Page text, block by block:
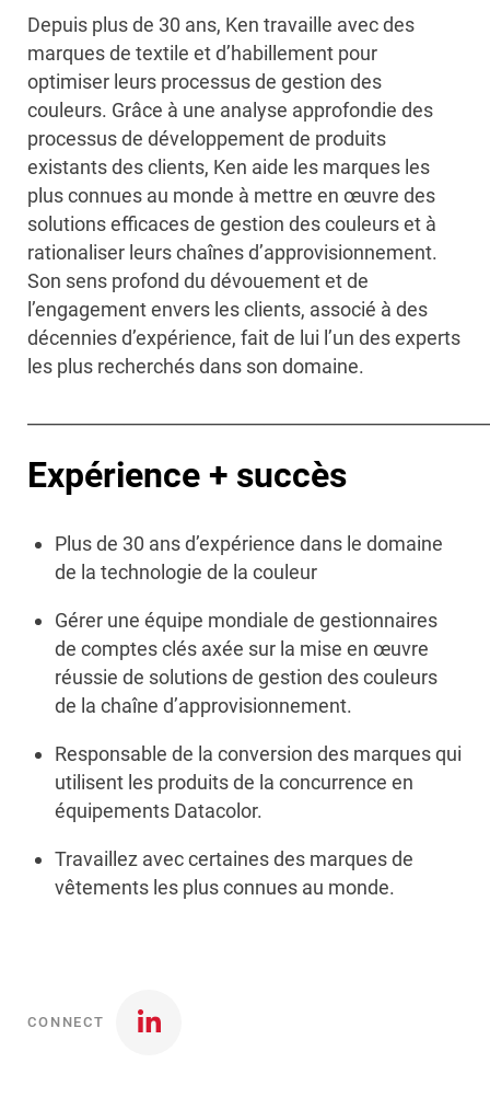
CONNECT
Depuis plus de 30 ans, Ken travaille avec des
marques de textile et d’habillement pour
optimiser leurs processus de gestion des
couleurs. Grâce à une analyse approfondie des
processus de développement de produits
existants des clients, Ken aide les marques les
plus connues au monde à mettre en œuvre des
solutions efficaces de gestion des couleurs et à
rationaliser leurs chaînes d’approvisionnement.
Son sens profond du dévouement et de
l’engagement envers les clients, associé à des
décennies d’expérience, fait de lui l’un des experts
les plus recherchés dans son domaine.
Expérience + succès
Plus de 30 ans d’expérience dans le domaine
de la technologie de la couleur
Gérer une équipe mondiale de gestionnaires
de comptes clés axée sur la mise en œuvre
réussie de solutions de gestion des couleurs
de la chaîne d’approvisionnement.
Responsable de la conversion des marques qui
utilisent les produits de la concurrence en
équipements Datacolor.
Travaillez avec certaines des marques de
vêtements les plus connues au monde.